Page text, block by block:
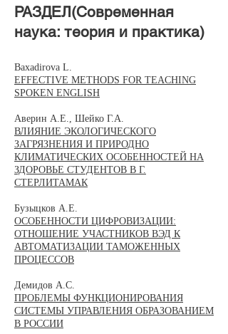
РАЗДЕЛ(Современная
наука: теория и практика)
​Baxadirova L.
EFFECTIVE METHODS FOR TEACHING
SPOKEN ENGLISH
Аверин А.Е., Шейко Г.А.
ВЛИЯНИЕ ЭКОЛОГИЧЕСКОГО
ЗАГРЯЗНЕНИЯ И ПРИРОДНО
КЛИМАТИЧЕСКИХ ОСОБЕННОСТЕЙ НА
ЗДОРОВЬЕ СТУДЕНТОВ В Г.
СТЕРЛИТАМАК
Бузыцков А.Е.
ОСОБЕННОСТИ ЦИФРОВИЗАЦИИ:
ОТНОШЕНИЕ УЧАСТНИКОВ ВЭД К
АВТОМАТИЗАЦИИ ТАМОЖЕННЫХ
ПРОЦЕССОВ
Демидов А.С.
ПРОБЛЕМЫ ФУНКЦИОНИРОВАНИЯ
СИСТЕМЫ УПРАВЛЕНИЯ ОБРАЗОВАНИЕМ
В РОССИИ